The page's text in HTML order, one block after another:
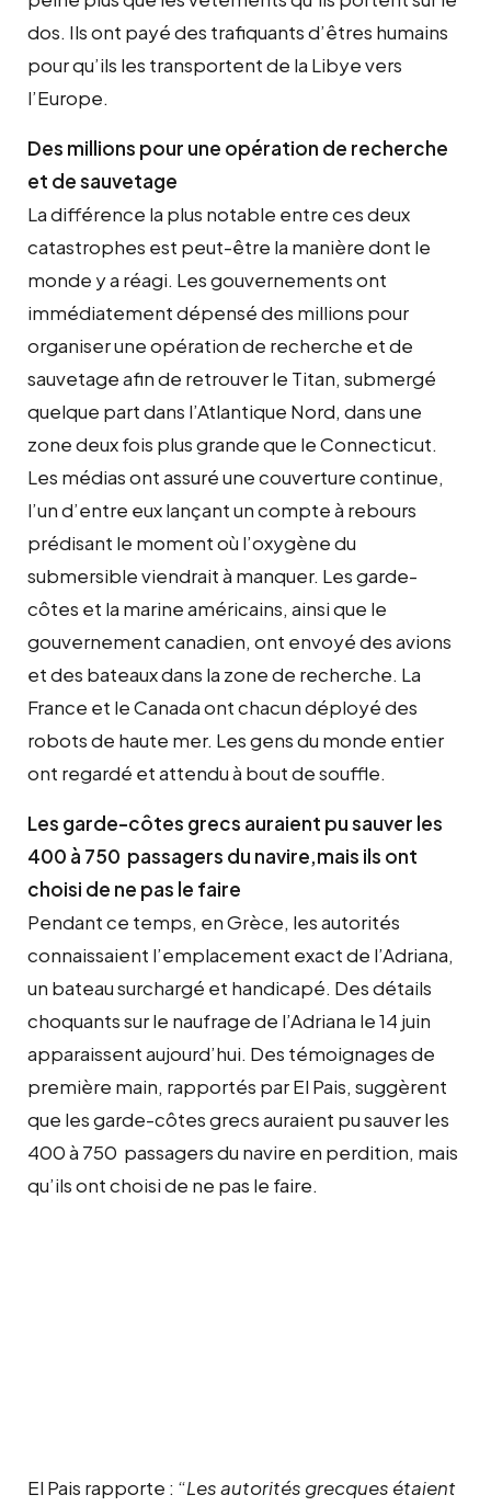
dos. Ils ont payé des trafiquants d’êtres humains
pour qu’ils les transportent de la Libye vers
l’Europe.
Des millions pour une opération de recherche
et de sauvetage
La différence la plus notable entre ces deux
catastrophes est peut-être la manière dont le
monde y a réagi. Les gouvernements ont
immédiatement dépensé des millions pour
organiser une opération de recherche et de
sauvetage afin de retrouver le Titan, submergé
quelque part dans l’Atlantique Nord, dans une
zone deux fois plus grande que le Connecticut.
Les médias ont assuré une couverture continue,
l’un d’entre eux lançant un compte à rebours
prédisant le moment où l’oxygène du
submersible viendrait à manquer. Les garde-
côtes et la marine américains, ainsi que le
gouvernement canadien, ont envoyé des avions
et des bateaux dans la zone de recherche. La
France et le Canada ont chacun déployé des
robots de haute mer. Les gens du monde entier
ont regardé et attendu à bout de souffle.
Les garde-côtes grecs auraient pu sauver les
400 à 750 passagers du navire,mais ils ont
choisi de ne pas le faire
Pendant ce temps, en Grèce, les autorités
connaissaient l’emplacement exact de l’Adriana,
un bateau surchargé et handicapé. Des détails
choquants sur le naufrage de l’Adriana le 14 juin
apparaissent aujourd’hui. Des témoignages de
première main, rapportés par El Pais, suggèrent
que les garde-côtes grecs auraient pu sauver les
400 à 750 passagers du navire en perdition, mais
qu’ils ont choisi de ne pas le faire.
El Pais rapporte : “Les autorités grecques étaient